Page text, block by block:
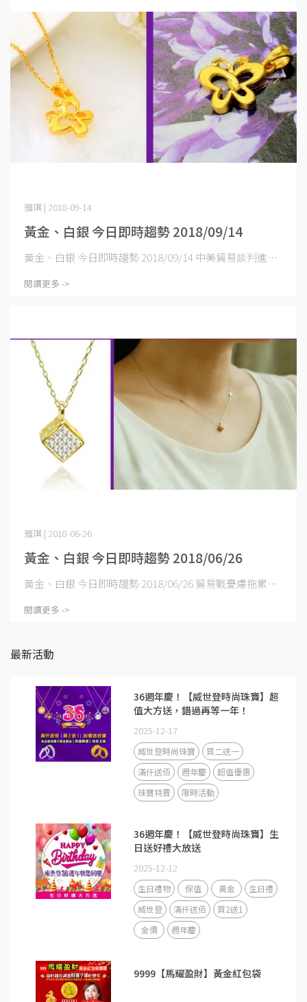
黃金、白銀 今日即時趨勢 2018/09/14
雅琪 | 2018-09-14
黃金、白銀 今日即時趨勢 2018/09/14 中美貿易談判進⋯
閱讀更多 ->
黃金、白銀 今日即時趨勢 2018/06/26
雅琪 | 2018-06-26
黃金、白銀 今日即時趨勢 2018/06/26 貿易戰憂慮拖累⋯
閱讀更多 ->
最新活動
36週年慶！【威世登時尚珠寶】超
值大方送，錯過再等一年！
2025-12-17
威世登時尚珠寶
買二送一
滿仟送佰
週年慶
超值優惠
珠寶特賣
限時活動
36週年慶！【威世登時尚珠寶】生
日送好禮大放送
2025-12-12
生日禮物 保值 黃金
生日禮
威世登
滿仟送佰
買2送1
金價
週年慶
9999【馬耀盈財】黃金紅包袋